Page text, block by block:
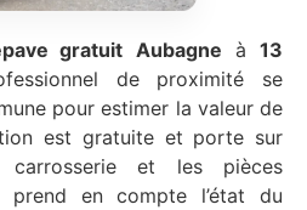
gratuit Aubagne à13
de proximité se
pour estimer la valeur de
est gratuite et porte sur
carrosserie et les pièces
prend en compte l’état du